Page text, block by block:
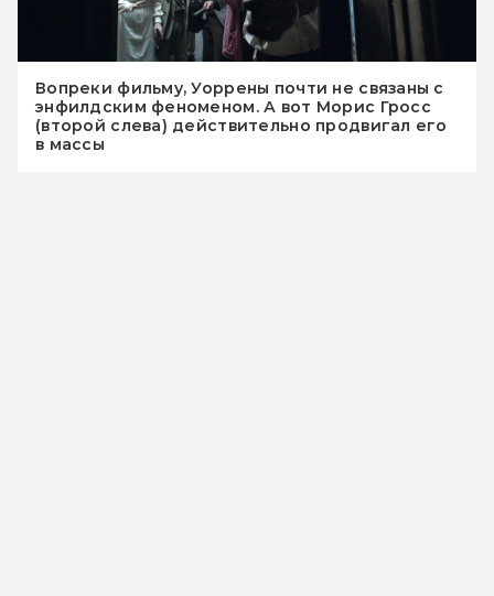
Вопреки фильму, Уоррены почти не связаны с
энфилдским феноменом. А вот Морис Гросс
(второй слева) действительно продвигал его
в массы